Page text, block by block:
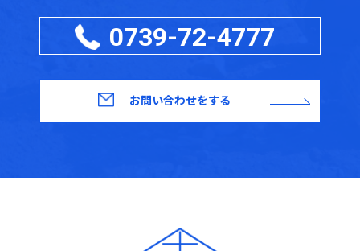
0739-72-4777
お問い合わせをする